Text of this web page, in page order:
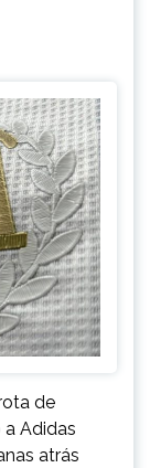
de
a Adidas
atrás